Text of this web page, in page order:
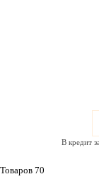
В кредит
Товаров 70